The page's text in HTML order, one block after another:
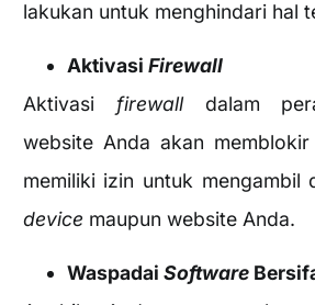
lakukan untuk menghindari hal
Aktivasi Firewall
Aktivasi firewall dalam
website Anda akan
memiliki izin untuk mengambil
device maupun website Anda.
Waspadai Software